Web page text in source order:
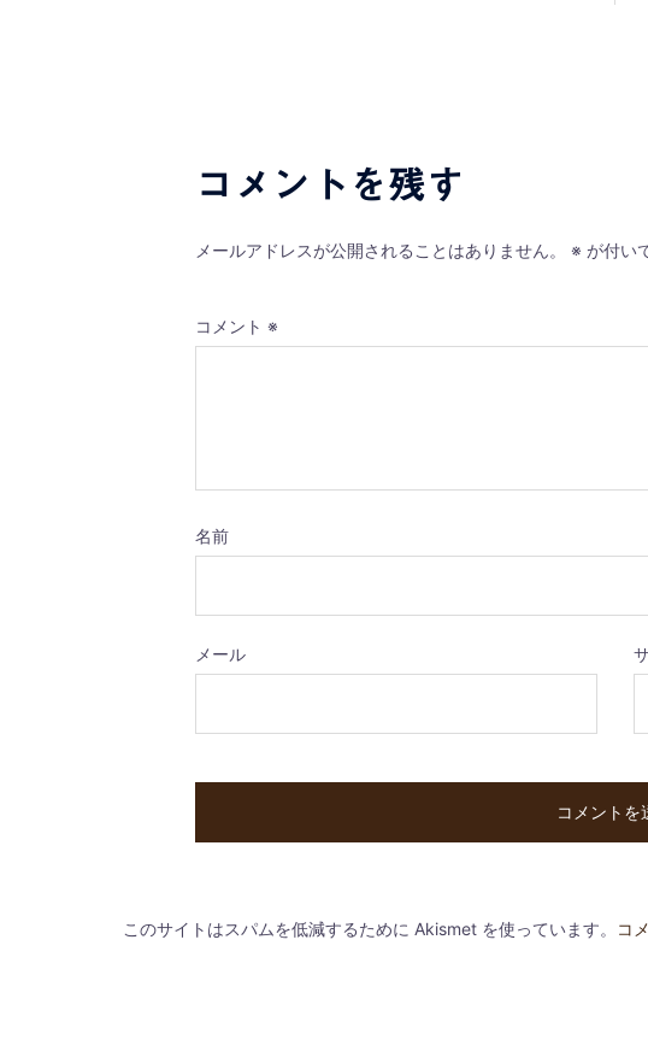
コメントを残す
メールアドレスが公開されることはありません。 ※ が付い
コメント ※
名前
メール
このサイトはスパムを低減するために Akismet を使っています。 コ